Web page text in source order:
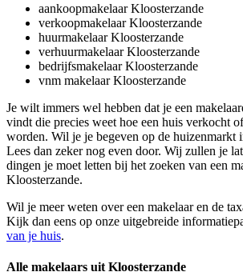
aankoopmakelaar Kloosterzande
verkoopmakelaar Kloosterzande
huurmakelaar Kloosterzande
verhuurmakelaar Kloosterzande
bedrijfsmakelaar Kloosterzande
vnm makelaar Kloosterzande
Je wilt immers wel hebben dat je een
vindt die precies weet hoe een huis verkocht
worden. Wil je je begeven op de huizenmarkt
Lees dan zeker nog even door. Wij zullen je
dingen je moet letten bij het zoeken van een
Kloosterzande.
Wil je meer weten over een makelaar en de
Kijk dan eens op onze uitgebreide
van je huis.
Alle makelaars uit Kloosterzande